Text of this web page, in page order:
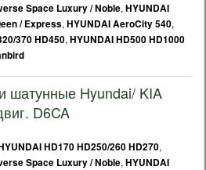
Space Luxury / Noble, HYUNDAI
/ Express, HYUNDAI AeroCity 540,
370 HD450, HYUNDAI HD500 HD1000
шатунные Hyundai/ KIA
D6CA
HD170 HD250/260 HD270,
Space Luxury / Noble, HYUNDAI